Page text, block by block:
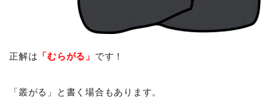
正解は 「むらがる」 です！
「叢がる」と書く場合もあります。